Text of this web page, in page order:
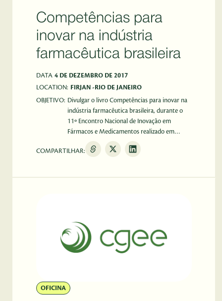
Competências para
inovar na indústria
farmacêutica brasileira
DATA 4 DE DEZEMBRO DE 2017
LOCATION: FIRJAN -RIO DE JANEIRO
OBJETIVO: Divulgar o livro Competências para inovar na
indústria farmacêutica brasileira, durante o
11º Encontro Nacional de Inovação em
Fármacos e Medicamentos realizado em
parceria com o BNDES.
COMPARTILHAR:
OFICINA